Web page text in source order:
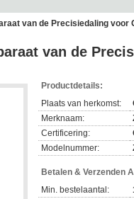
van de Precisiedaling
van de
Productdetails:
Plaats van herkomst:
Merknaam:
Certificering:
Modelnummer:
Betalen & Verzenden
Min. bestelaantal: